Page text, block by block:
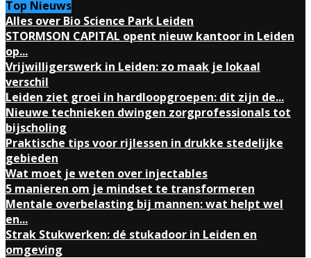
Top Nieuws
Alles over Bio Science Park Leiden
STORMSON CAPITAL opent nieuw kantoor in Leiden
op...
Vrijwilligerswerk in Leiden: zo maak je lokaal
verschil
Leiden ziet groei in hardloopgroepen: dit zijn de...
Nieuwe technieken dwingen zorgprofessionals tot
bijscholing
Praktische tips voor rijlessen in drukke stedelijke
gebieden
Wat moet je weten over injectables
5 manieren om je mindset te transformeren
Mentale overbelasting bij mannen: wat helpt wel
en...
Strak Stukwerken: dé stukadoor in Leiden en
omgeving